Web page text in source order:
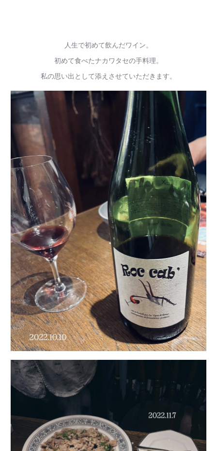
人生で初めて飲んだワイン。
初めて食べたナカワタセの手料理。
私の思い出として添えさせていただきます。